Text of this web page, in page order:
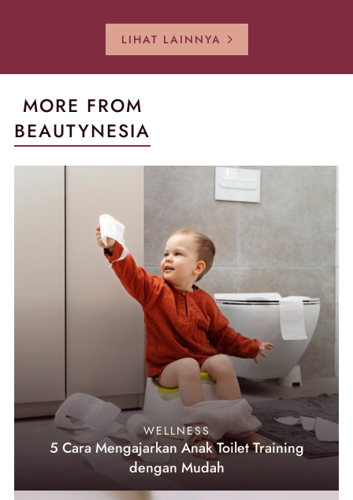
LIHAT LAINNYA
MORE FROM
BEAUTYNESIA
WELLNESS
5 Cara Mengajarkan Anak Toilet Training
dengan Mudah